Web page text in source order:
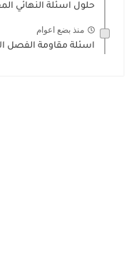
حلول اسئلة النهائي المقاومة
منذ بضع اعوام
اسئلة مقاومة الفصل الاول والثاني